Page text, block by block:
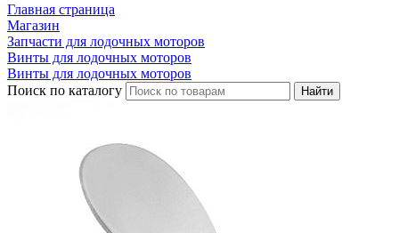
Главная страница
Магазин
Запчасти для лодочных моторов
Винты для лодочных моторов
Винты для лодочных моторов
Поиск по каталогу
Найти